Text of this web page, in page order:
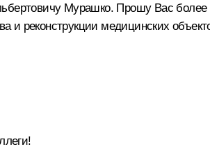
Мурашко. Прошу Вас
и реконструкции медицинских